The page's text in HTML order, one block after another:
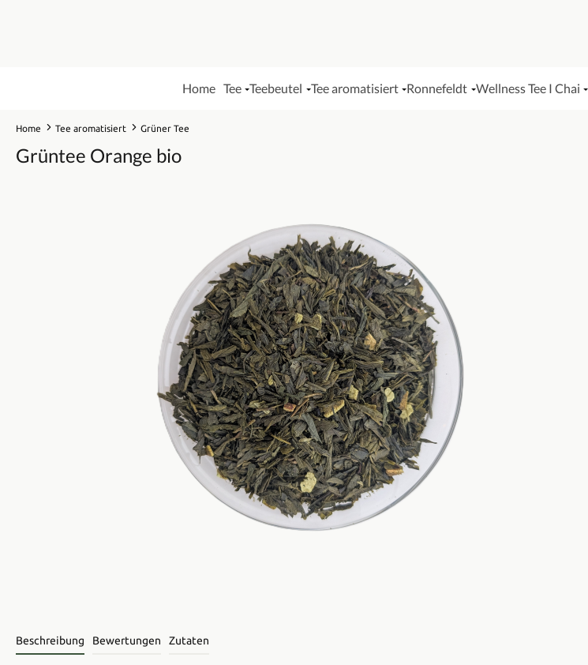
Home Tee Teebeutel Tee aromatisiert Ronnefeldt Wellness Tee I Chai
Home Tee aromatisiert Grüner Tee
Grüntee Orange bio
Beschreibung Bewertungen Zutaten